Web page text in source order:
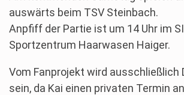
auswärts beim TSV Steinbach.
Anpfiff der Partie ist um 14 Uhr im
Sportzentrum Haarwasen Haiger.
Vom Fanprojekt wird ausschließlich
sein, da Kai einen privaten Termin